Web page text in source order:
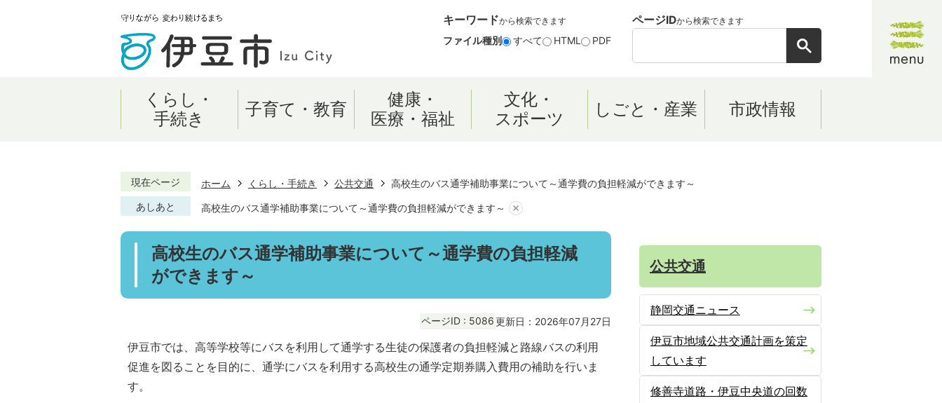
キーワードから検索できます
ファイル種別 すべて HTML PDF
ページIDから検索できます
くらし・
手続き
子育て・教育
健康・
医療・福祉
文化・
スポーツ
しごと・産業 市政情報
現在ページ ホーム くらし・手続き 公共交通
高校生のバス通学補助事業について～通学費の負担軽減ができます～
あしあと
高校生のバス通学補助事業について～通学費の負担軽減ができます～
高校生のバス通学補助事業について～通学費の負担軽減
ができます～
ページID : 5086更新日：2026年07月27日
伊豆市では、高等学校等にバスを利用して通学する生徒の保護者の負担軽減と路線バスの利用
促進を図ることを目的に、通学にバスを利用する高校生の通学定期券購入費用の補助を行いま
す。
公共交通
静岡交通ニュース
伊豆市地域公共交通計画を策定
しています
修善寺道路・伊豆中央道の回数